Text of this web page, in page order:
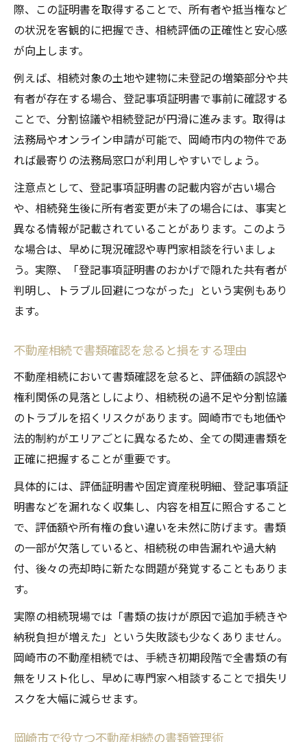
際、この証明書を取得することで、所有者や抵当権など
の状況を客観的に把握でき、相続評価の正確性と安心感
が向上します。
例えば、相続対象の土地や建物に未登記の増築部分や共
有者が存在する場合、登記事項証明書で事前に確認する
ことで、分割協議や相続登記が円滑に進みます。取得は
法務局やオンライン申請が可能で、岡崎市内の物件であ
れば最寄りの法務局窓口が利用しやすいでしょう。
注意点として、登記事項証明書の記載内容が古い場合
や、相続発生後に所有者変更が未了の場合には、事実と
異なる情報が記載されていることがあります。このよう
な場合は、早めに現況確認や専門家相談を行いましょ
う。実際、「登記事項証明書のおかげで隠れた共有者が
判明し、トラブル回避につながった」という実例もあり
ます。
不動産相続で書類確認を怠ると損をする理由
不動産相続において書類確認を怠ると、評価額の誤認や
権利関係の見落としにより、相続税の過不足や分割協議
のトラブルを招くリスクがあります。岡崎市でも地価や
法的制約がエリアごとに異なるため、全ての関連書類を
正確に把握することが重要です。
具体的には、評価証明書や固定資産税明細、登記事項証
明書などを漏れなく収集し、内容を相互に照合すること
で、評価額や所有権の食い違いを未然に防げます。書類
の一部が欠落していると、相続税の申告漏れや過大納
付、後々の売却時に新たな問題が発覚することもありま
す。
実際の相続現場では「書類の抜けが原因で追加手続きや
納税負担が増えた」という失敗談も少なくありません。
岡崎市の不動産相続では、手続き初期段階で全書類の有
無をリスト化し、早めに専門家へ相談することで損失リ
スクを大幅に減らせます。
岡崎市で役立つ不動産相続の書類管理術